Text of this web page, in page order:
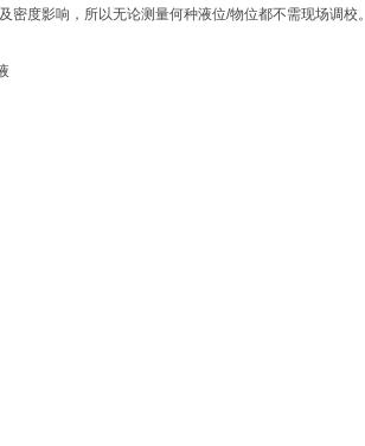
密度影响，所以无论测量何种液位/物位都不需现场调校。